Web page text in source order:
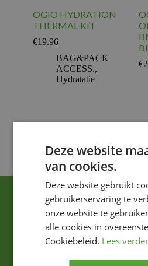
OGIO HYDRATION
THERMAL KIT
€19.96
BAG&PACK
ACCESS.,
Hydratatie
€
Ik ga akkoord met het
Deze website
van cookies.
Deze website gebruikt
gebruikerservaring te
onze website te
alle cookies in
Cookiebeleid. Lees verder